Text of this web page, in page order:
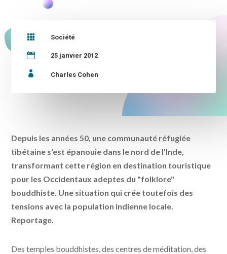
 Société
 25 janvier 2012
 Charles Cohen
Depuis les années 50, une communauté réfugiée
tibétaine s'est épanouie dans le nord de l'Inde,
transformant cette région en destination touristique
pour les Occidentaux adeptes du "folklore"
bouddhiste. Une situation qui crée toutefois des
tensions avec la population indienne locale.
Reportage.
Des temples bouddhistes, des centres de méditation, des